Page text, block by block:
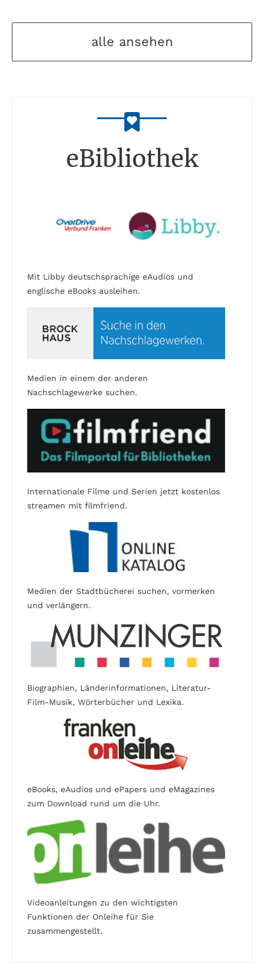
alle ansehen
eBibliothek
Mit Libby deutschsprachige eAudios und
englische eBooks ausleihen.
Medien in einem der anderen
Nachschlagewerke suchen.
Internationale Filme und Serien jetzt kostenlos
streamen mit filmfriend.
Medien der Stadtbücherei suchen, vormerken
und verlängern.
Biographien, Länderinformationen, Literatur-
Film-Musik, Wörterbücher und Lexika.
eBooks, eAudios und ePapers und eMagazines
zum Download rund um die Uhr.
Videoanleitungen zu den wichtigsten
Funktionen der Onleihe für Sie
zusammengestellt.